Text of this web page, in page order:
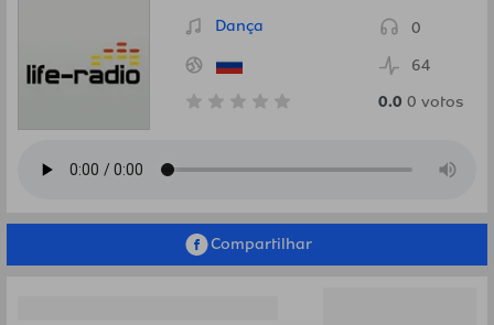
Dança
0
64
0.0 0 votos
Compartilhar